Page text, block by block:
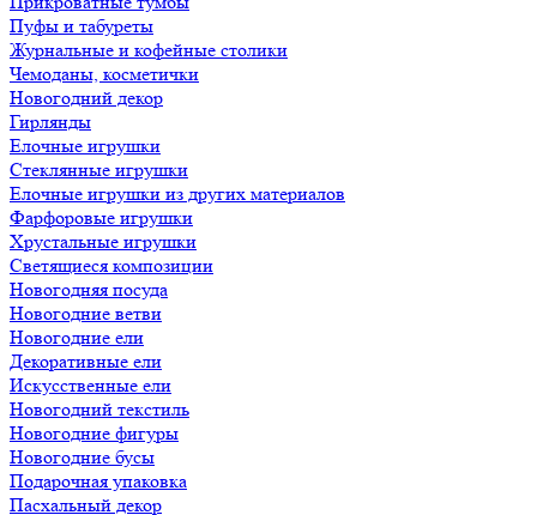
Пуфы и табуреты
Журнальные и кофейные столики
Чемоданы, косметички
Новогодний декор
Гирлянды
Елочные игрушки
Стеклянные игрушки
Елочные игрушки из других материалов
Фарфоровые игрушки
Хрустальные игрушки
Светящиеся композиции
Новогодняя посуда
Новогодние ветви
Новогодние ели
Декоративные ели
Искусственные ели
Новогодний текстиль
Новогодние фигуры
Новогодние бусы
Подарочная упаковка
Пасхальный декор